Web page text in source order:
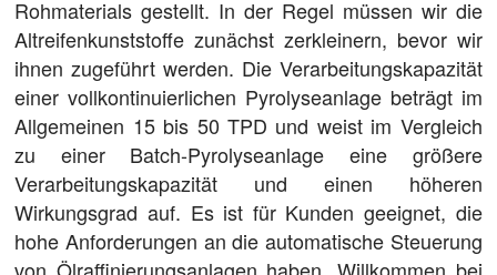
Rohmaterials gestellt. In der Regel müssen wir die
Altreifenkunststoffe zunächst zerkleinern, bevor wir
ihnen zugeführt werden. Die Verarbeitungskapazität
einer vollkontinuierlichen Pyrolyseanlage beträgt im
Allgemeinen 15 bis 50 TPD und weist im Vergleich
zu einer Batch-Pyrolyseanlage eine größere
Verarbeitungskapazität und einen höheren
Wirkungsgrad auf. Es ist für Kunden geeignet, die
hohe Anforderungen an die automatische Steuerung